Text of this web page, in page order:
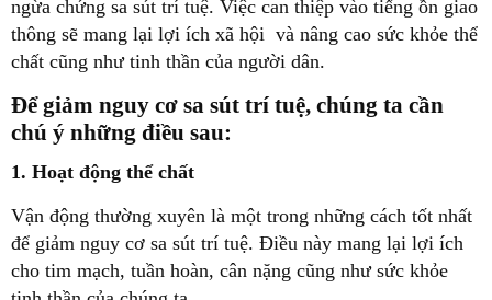
ngừa chứng sa sút trí tuệ. Việc can thiệp vào tiếng ồn giao
thông sẽ mang lại lợi ích xã hội và nâng cao sức khỏe thể
chất cũng như tinh thần của người dân.
Để giảm nguy cơ sa sút trí tuệ, chúng ta cần
chú ý những điều sau:
1. Hoạt động thể chất
Vận động thường xuyên là một trong những cách tốt nhất
để giảm nguy cơ sa sút trí tuệ. Điều này mang lại lợi ích
cho tim mạch, tuần hoàn, cân nặng cũng như sức khỏe